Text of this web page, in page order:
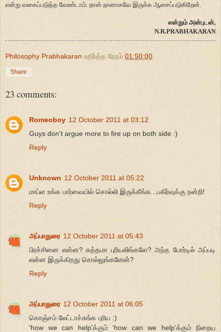
என்று வகைப்படுத்த வேண்டாம். நான் நானாகவே இருக்க ஆசைப்படுகிறேன்.
என்றும் அன்புடன்,
N.R.PRABHAKARAN
Philosophy Prabhakaran உதிர்த்த நேரம் 01:50:00
Share
23 comments:
Romeoboy 12 October 2011 at 03:12
Guys don't argue more to fire up on both side :)
Reply
Unknown 12 October 2011 at 05:22
மாப்ள உங்க பார்வையில் சொல்லி இருக்கீங்க...பகிர்வுக்கு நன்றி!
Reply
அப்பாதுரை 12 October 2011 at 05:43
பிரச்சினை என்ன? சுத்தமா புரியலிங்களே? அந்த போர்டில் அப்படி
என்ன இருக்கிறது சொல்லுங்களேன்?
Reply
அப்பாதுரை 12 October 2011 at 06:05
கொஞ்சம் லேட்டாச்சுங்க புரிய :)
'how we can help'க்கும் 'how can we help'க்கும் நிறைய